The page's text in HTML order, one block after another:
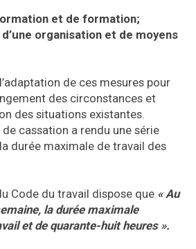
et de formation;
organisation et de moyens
de ces mesures pour
des circonstances et
des situations existantes.
cassation a rendu une série
durée maximale de travail des
Code du travail dispose que « Au
la durée maximale
et de quarante-huit heures ».